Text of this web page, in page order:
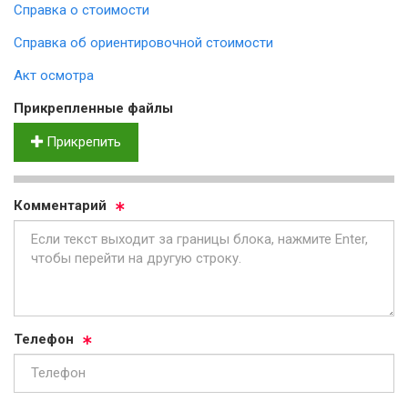
Справка о стоимости
Справка об ориентировочной стоимости
Акт осмотра
Прик­реп­лен­ные фай­лы
Прикрепить
Ком­мен­та­рий
Те­ле­фон